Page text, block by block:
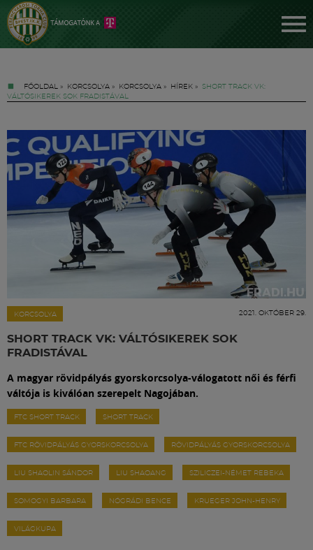
FŐOLDAL » KORCSOLYA » KORCSOLYA » HÍREK »
SHORT TRACK VK:
VÁLTÓSIKEREK SOK FRADISTÁVAL
KORCSOLYA 2021. OKTÓBER 29.
SHORT TRACK VK: VÁLTÓSIKEREK SOK
FRADISTÁVAL
A magyar rövidpályás gyorskorcsolya-válogatott női és férfi
váltója is kiválóan szerepelt Nagojában.
FTC SHORT TRACK SHORT TRACK
FTC RÖVIDPÁLYÁS GYORSKORCSOLYA RÖVIDPÁLYÁS GYORSKORCSOLYA
LIU SHAOLIN SÁNDOR LIU SHAOANG SZILICZEI-NÉMET REBEKA
SOMOGYI BARBARA NÓGRÁDI BENCE KRUEGER JOHN-HENRY
VILÁGKUPA
Jegyek
FM YouTube +
Labdarúgás
Meccscenter
Klub
Szolgáltatások
Shop